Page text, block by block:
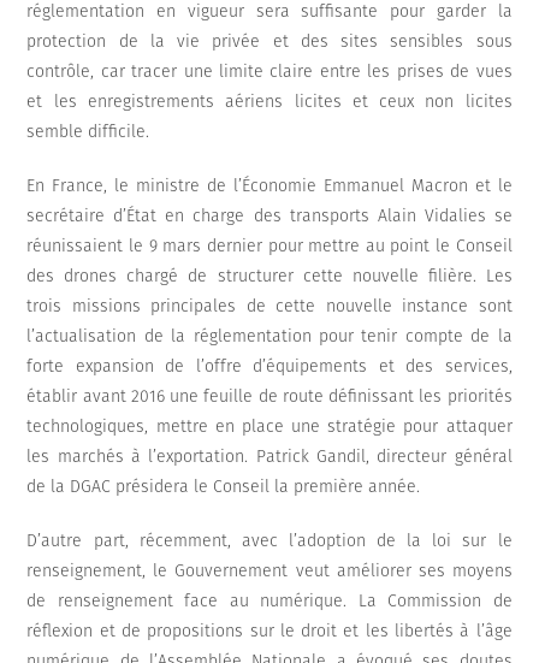
réglementation en vigueur sera suffisante pour garder la
protection de la vie privée et des sites sensibles sous
contrôle, car tracer une limite claire entre les prises de vues
et les enregistrements aériens licites et ceux non licites
semble difficile.
En France, le ministre de l’Économie Emmanuel Macron et le
secrétaire d’État en charge des transports Alain Vidalies se
réunissaient le 9 mars dernier pour mettre au point le Conseil
des drones chargé de structurer cette nouvelle filière. Les
trois missions principales de cette nouvelle instance sont
l’actualisation de la réglementation pour tenir compte de la
forte expansion de l’offre d’équipements et des services,
établir avant 2016 une feuille de route définissant les priorités
technologiques, mettre en place une stratégie pour attaquer
les marchés à l’exportation. Patrick Gandil, directeur général
de la DGAC présidera le Conseil la première année.
D’autre part, récemment, avec l’adoption de la loi sur le
renseignement, le Gouvernement veut améliorer ses moyens
de renseignement face au numérique. La Commission de
réflexion et de propositions sur le droit et les libertés à l’âge